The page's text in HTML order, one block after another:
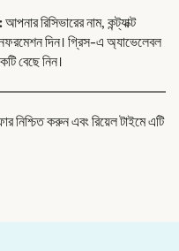
আপনার রিসিভারের নাম, কন্ট্যাক্ট
দিন। গ্রিস-এ অ্যাভেলেবল
বেছে নিন।
নিশ্চিত করুন এবং রিয়েল টাইমে এটি